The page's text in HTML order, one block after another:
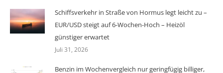
Schiffsverkehr in Straße von Hormus legt leicht zu –
EUR/USD steigt auf 6-Wochen-Hoch – Heizöl
günstiger erwartet
Juli 31, 2026
Benzin im Wochenvergleich nur geringfügig billiger,